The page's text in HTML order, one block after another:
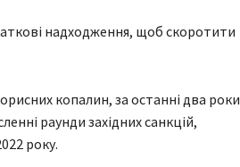
надходження, щоб скоротити
копалин, за останні два роки
раунди західних санкцій,
року.